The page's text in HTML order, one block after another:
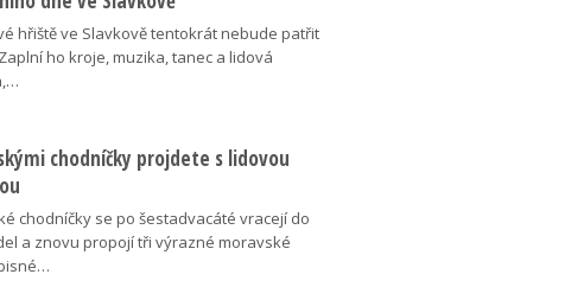
hřiště ve Slavkově tentokrát nebude patřit
ho kroje, muzika, tanec a lidová
chodníčky projdete s lidovou
chodníčky se po šestadvacáté vracejí do
a znovu propojí tři výrazné moravské